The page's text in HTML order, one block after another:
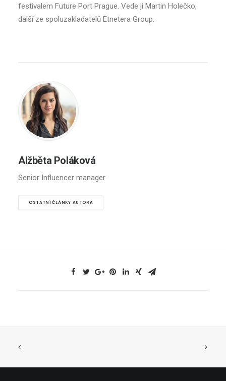
festivalem Future Port Prague. Vede ji Martin Holečko,
další ze spoluzakladatelů Etnetera Group.
Alžběta Poláková
Senior Influencer manager
OSTATNÍ ČLÁNKY AUTORA